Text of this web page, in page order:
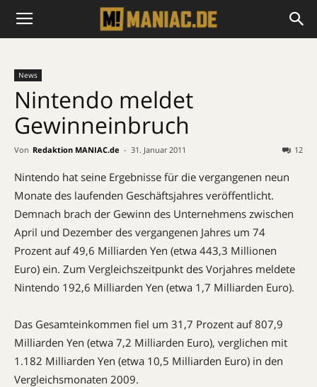
News
Nintendo meldet
Gewinneinbruch
Von Redaktion MANIAC.de - 31. Januar 2011 12
Nintendo hat seine Ergebnisse für die vergangenen neun
Monate des laufenden Geschäftsjahres veröffentlicht.
Demnach brach der Gewinn des Unternehmens zwischen
April und Dezember des vergangenen Jahres um 74
Prozent auf 49,6 Milliarden Yen (etwa 443,3 Millionen
Euro) ein. Zum Vergleichszeitpunkt des Vorjahres meldete
Nintendo 192,6 Milliarden Yen (etwa 1,7 Milliarden Euro).
Das Gesamteinkommen fiel um 31,7 Prozent auf 807,9
Milliarden Yen (etwa 7,2 Milliarden Euro), verglichen mit
1.182 Milliarden Yen (etwa 10,5 Milliarden Euro) in den
Vergleichsmonaten 2009.